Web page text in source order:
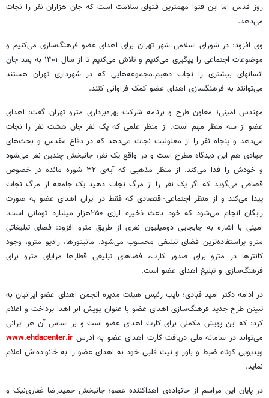
روز قدس اما این فتوا مهمترین فتوای سلامت است که جان هزاران نفر را نجات
می‌دهد.
وی افزود: در شورای اسلامی شهر تهران برای اهدای عضو فرهنگ‌سازی می‌کنیم و
موضوعات اجتماعی را پیگیری می‌کنیم و تلاش می‌کنیم تا از سال ۱۴۰۱ به بعد جان
انسانهای بیشتری را نجات دهیم.مجموعه‌هایی که در شهرداری تهران هستند
می‌توانند به فرهنگسازی اهدای عضو کمک فراوانی کنند.
مهندس امینی؛ معاون طرح و برنامه شرکت بهره‌برداری مترو تهران گفت: اهدای
عضو از سه منظر مهم است. از منظر علمی که یک نفر جان هشت نفر را نجات
می‌دهد و پنجاه نفر را از معلولیت نجات می‌دهد که در دفاع مقدس و بحث‌های
جهادی هم این دیدگاه مطرح است و در واقع یک نفر، جانبخش چندین نفر می‌شود
و خودش را فدا می‌کند. از منظر مذهبی که آیه‌ی ۳۲ شوره مائده در خصوص
قصاص می‌گوید که اگر یک نفر را از مرگ نجات دهید یک جامعه از مرگ نجات
پیدا می‌کند و از منظر اجتماعی-اقتصادی که فقط در ایران اهدای عضو به صورت
رایگان انجام می‌شود که خود باعث ذخیره ارزی ۲۵۰هزار میلیارد تومانی است.
امینی با اشاره به جابجایی دومیلیون نفری از طریق مترو افزود: فضای تبلیغاتی
مترو پراستفاده‌ترین فضای تبلیغی محسوب می‌شود. مانیتورها، رادیو مترو، وجود
کانترها در مترو برای صدور کارت، فضاهای تبلیغی قطارها مزایای مترو برای
فرهنگ‌سازی و تبلیغ اهدای عضو است.
در ادامه دکتر امید قبادی؛ نایب رئیس هیئت مدیره انجمن اهدای عضو ایرانیان به
تبینن طرح جدید فرهنگ‌سازی اهدای عضو با عنوان پویش ابر اهدا پرداخت و اعلام
کرد: که این پویش مکملی برای کارت اهدای عضو است و بر اساس آن هر ایرانی
می‌تواند در سامانه ملی دریافت کارت اهدای عضو به آدرس www.ehdacenter.ir
ویدیویی کوتاه ضبط و باور و نیت قلبی خود به اهدای عضو را به خانواده‌اش اعلام
نماید.
در پایان این مراسم از خانواده‌ی اهداکننده عضو؛ جانبخش حمیدرضا غفاری‌نیک و